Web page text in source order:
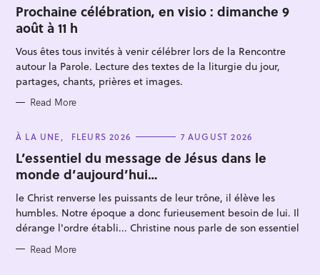
T
E
G
O
R
I
E
S
Prochaine célébration, en visio : dimanche 9
août à 11 h
Vous êtes tous invités à venir célébrer lors de la Rencontre
autour la Parole. Lecture des textes de la liturgie du jour,
partages, chants, prières et images.
Read More
C
T
E
G
O
R
I
E
S
À LA UNE FLEURS 2026 7 AUGUST 2026
L’essentiel du message de Jésus dans le
monde d’aujourd’hui…
le Christ renverse les puissants de leur trône, il élève les
humbles. Notre époque a donc furieusement besoin de lui. Il
dérange l'ordre établi... Christine nous parle de son essentiel
Read More
S
e
a
r
c
h
f